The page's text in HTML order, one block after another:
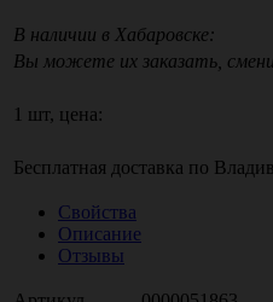
В наличии в Хабаровске:
Вы можете их заказать,
1 шт, цена:
Бесплатная доставка по
Свойства
Описание
Отзывы